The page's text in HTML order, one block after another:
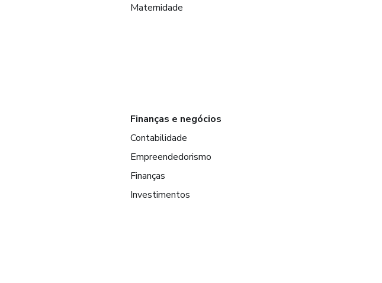
Maternidade
Finanças e negócios
Contabilidade
Empreendedorismo
Finanças
Investimentos